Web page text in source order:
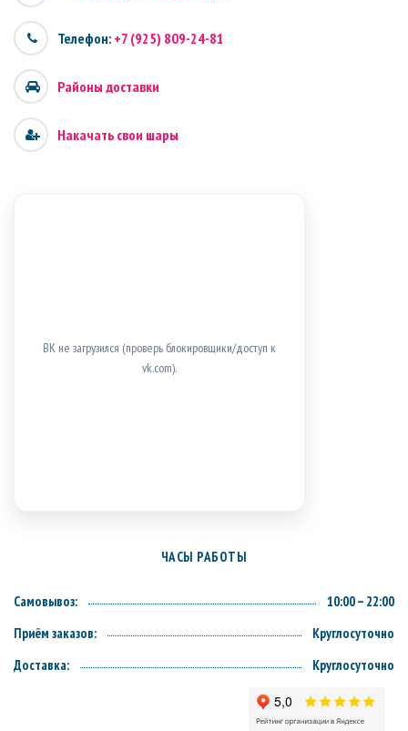
Телефон: +7 (925) 809-24-81
Районы доставки
Накачать свои шары
ВК не загрузился (проверь блокировщики/доступ к
vk.com).
ЧАСЫ РАБОТЫ
Самовывоз:
10:00 – 22:00
Приём заказов:
Круглосуточно
Доставка:
Круглосуточно